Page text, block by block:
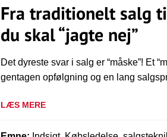
Fra traditionelt salg
du skal “jagte nej”
Det dyreste svar i salg er “måske”! Et
gentagen opfølgning og en lang
LÆS MERE